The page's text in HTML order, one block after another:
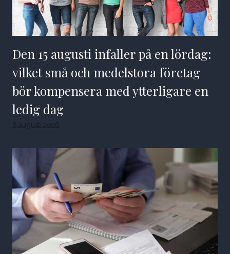
Den 15 augusti infaller på en lördag:
vilket små och medelstora företag
bör kompensera med ytterligare en
ledig dag
8 augusti 2026